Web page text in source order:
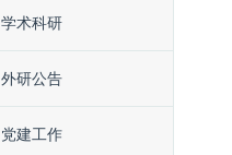
学术科研
外研公告
党建工作